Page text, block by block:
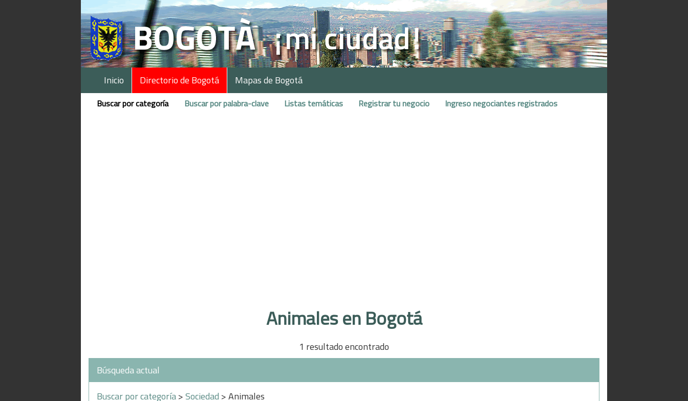
Inicio Directorio de Bogotá Mapas de Bogotá
Buscar por categoría Buscar por palabra-clave Listas temáticas Registrar tu negocio Ingreso negociantes registrados
Animales en Bogotá
1 resultado encontrado
Búsqueda actual
Buscar por categoría>Sociedad > Animales